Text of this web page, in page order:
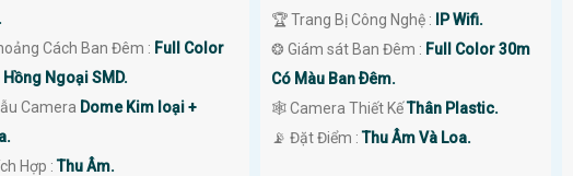
Cách Ban Đêm : Full Color
Hồng Ngoại SMD.
Camera Dome Kim loại +
Hợp :Thu Âm.
🏆 Trang Bị Công Nghệ :
IP Wifi.
❂ Giám sát Ban Đêm : Full Color 30m
Có Màu Ban Ðêm.
🕸️ Camera Thiết KếThân Plastic.
️📡 Đặt Điểm :Thu Âm Và Loa.